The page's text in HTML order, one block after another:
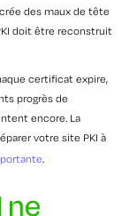
des maux de tête
doit être reconstruit
certificat expire,
progrès de
encore. La
votre site PKI à
.
ne